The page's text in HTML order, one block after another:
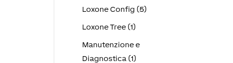
Loxone Config (5)
Loxone Tree (1)
Manutenzione e
Diagnostica (1)